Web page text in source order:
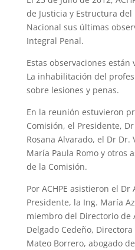
de Justicia y Estructura
Nacional sus últimas
Integral Penal.
Estas observaciones
La inhabilitación del
sobre lesiones y penas.
En la reunión estuvieron
Comisión, el Presidente,
Rosana Alvarado, el Dr Dr.
María Paula Romo y otros
de la Comisión.
Por ACHPE asistieron el
Presidente, la Ing. María
miembro del Directorio de
Delgado Cedeño,
Mateo Borrero, abogado